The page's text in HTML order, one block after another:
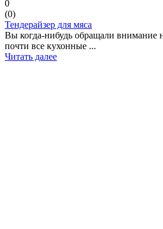
0
(0)
Тендерайзер для мяса
Вы когда-нибудь обращали
почти все кухонные ...
Читать далее